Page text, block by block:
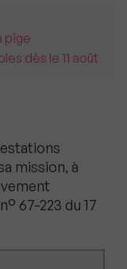
pige
dès le 11 août
mission, à
67-223 du 17